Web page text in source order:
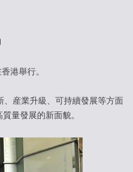
港舉行。
産業升級、可持續發展等方面
量發展的新面貌。